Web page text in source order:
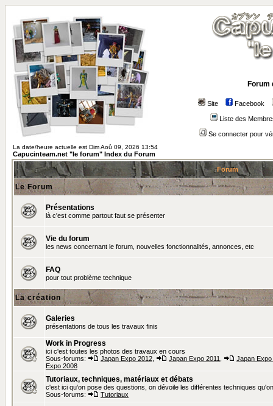
Forum
Site Facebook
Liste des
Se connecter pour
La date/heure actuelle est Dim Aoû 09, 2026 13:54
Capucinteam.net "le forum" Index du Forum
Forum
Le Forum
Présentations
là c'est comme partout faut se présenter
Vie du forum
les news concernant le forum, nouvelles fonctionnalités, annonces, etc
FAQ
pour tout problème technique
La création
Galeries
présentations de tous les travaux finis
Work in Progress
ici c'est toutes les photos des travaux en cours
Sous-forums:
Japan Expo 2012 Japan Expo 2011
Japan Expo
Expo 2008
Tutoriaux, techniques, matériaux et débats
c'est ici qu'on pose des questions, on dévoile les différentes techniques
Sous-forums:
Tutoriaux